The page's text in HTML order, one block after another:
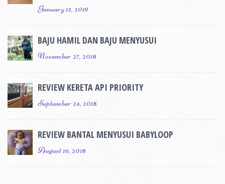
January 13, 2019
BAJU HAMIL DAN BAJU MENYUSUI
November 27, 2018
REVIEW KERETA API PRIORITY
September 24, 2018
REVIEW BANTAL MENYUSUI BABYLOOP
August 16, 2018